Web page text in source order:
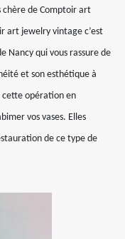
de Comptoir art
art jewelry vintage c’est
Nancy qui vous rassure de
et son esthétique à
cette opération en
vos vases. Elles
de ce type de